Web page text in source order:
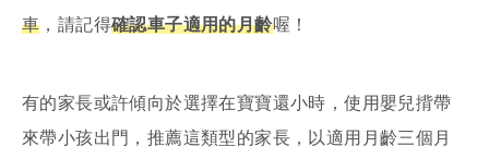
車 ，請記得確認車子適用的月齡喔！
有的家長或許傾向於選擇在寶寶還小時，使用嬰兒揹帶
來帶小孩出門，推薦這類型的家長，以適用月齡三個月